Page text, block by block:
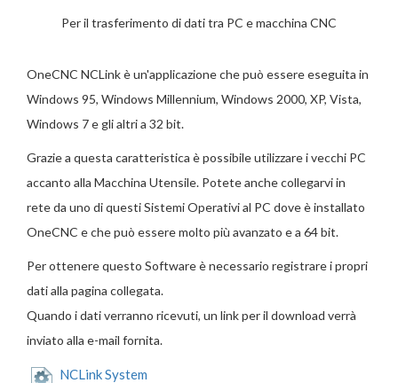
Per il trasferimento di dati tra PC e macchina CNC
OneCNC NCLink è un'applicazione che può essere eseguita in
Windows 95, Windows Millennium, Windows 2000, XP, Vista,
Windows 7 e gli altri a 32 bit.
Grazie a questa caratteristica è possibile utilizzare i vecchi PC
accanto alla Macchina Utensile. Potete anche collegarvi in
rete da uno di questi Sistemi Operativi al PC dove è installato
OneCNC e che può essere molto più avanzato e a 64 bit.
Per ottenere questo Software è necessario registrare i propri
dati alla pagina collegata.
Quando i dati verranno ricevuti, un link per il download verrà
inviato alla e-mail fornita.
NCLink System